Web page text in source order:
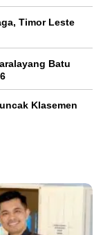
Timor Leste
Batu
Klasemen